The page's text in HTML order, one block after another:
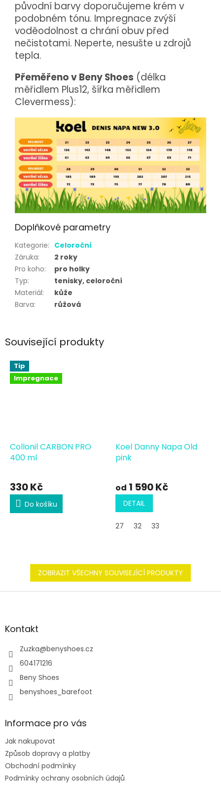
Související produkty
Tip
Impregnace
Collonil CARBON PRO
400 ml
330 Kč
Do košíku
Koel Danny Napa Old
pink
od 1 590 Kč
DETAIL
27 32 33
ZOBRAZIT VŠECHNY SOUVISEJÍCÍ PRODUKTY
původní barvy doporučujeme krém v
podobném tónu. Impregnace zvýší
voděodolnost a chrání obuv před
nečistotami. Neperte, nesušte u zdrojů
tepla.
Přeměřeno v Beny Shoes (délka
měřidlem Plus12, šířka měřidlem
Clevermess):
Doplňkové parametry
Kategorie: Celoroční
Záruka:
2 roky
Pro koho:
pro holky
Typ:
tenisky, celoroční
Materiál:
kůže
Barva: růžová
Z
aKontakt
Zuzka@benyshoes.cz
604171216
Beny Shoes
benyshoes_barefoot
Informace pro vás
Jak nakupovat
Způsob dopravy a platby
Obchodní podmínky
Podmínky ochrany osobních údajů